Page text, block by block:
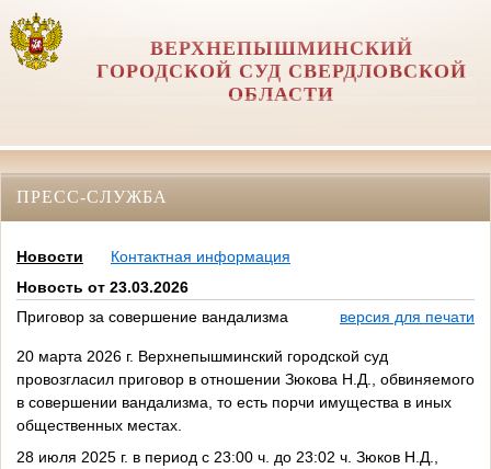
ВЕРХНЕПЫШМИНСКИЙ
ГОРОДСКОЙ СУД СВЕРДЛОВСКОЙ
ОБЛАСТИ
ПРЕСС-СЛУЖБА
Новости
Контактная информация
Новость от 23.03.2026
Приговор за совершение вандализма
версия для печати
20 марта 2026 г. Верхнепышминский городской суд
провозгласил приговор в отношении Зюкова Н.Д., обвиняемого
в совершении вандализма, то есть порчи имущества в иных
общественных местах.
28 июля 2025 г. в период с 23:00 ч. до 23:02 ч. Зюков H.Д.,